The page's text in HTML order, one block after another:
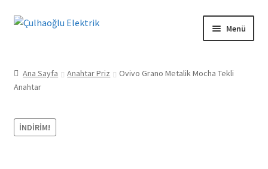
Dolaşıma
İçeriğe
Menü
Ön Bilgilendirme Formu
İade ve Geri Ödeme Politikası
Ana Sayfa Anahtar Priz
Ovivo Grano Metalik Mocha Tekli
Anahtar
İNDIRIM!